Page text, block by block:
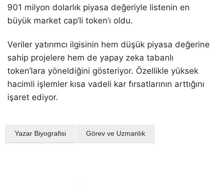
901 milyon dolarlık piyasa değeriyle listenin en
büyük market cap’li token’ı oldu.
Veriler yatırımcı ilgisinin hem düşük piyasa değerine
sahip projelere hem de yapay zeka tabanlı
token’lara yöneldiğini gösteriyor. Özellikle yüksek
hacimli işlemler kısa vadeli kar fırsatlarının arttığını
işaret ediyor.
Yazar Biyografisi Görev ve Uzmanlık